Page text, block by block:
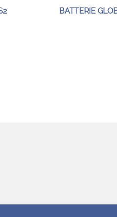
BATTERIE